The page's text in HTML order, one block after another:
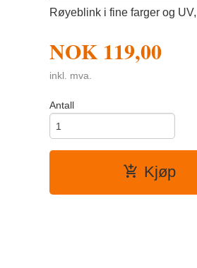
Røyeblink i fine farger og
NOK 119,00
inkl. mva.
Antall
Kjøp